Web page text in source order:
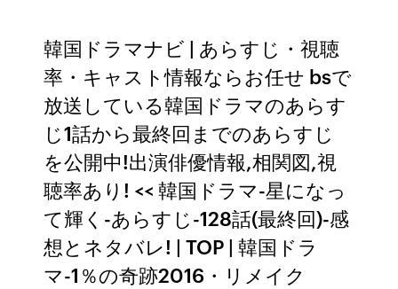
韓国ドラマナビ | あらすじ・視聴
率・キャスト情報ならお任せ bsで
放送している韓国ドラマのあらす
じ1話から最終回までのあらすじ
を公開中!出演俳優情報,相関図,視
聴率あり! << 韓国ドラマ-星になっ
て輝く-あらすじ-128話(最終回)-感
想とネタバレ! | TOP | 韓国ドラ
マ-1％の奇跡2016・リメイク